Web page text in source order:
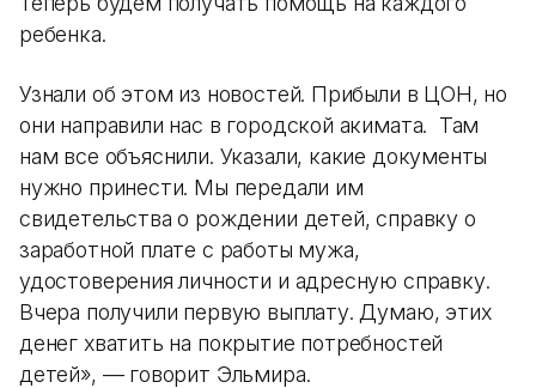
ребенка.
Узнали об этом из новостей. Прибыли в ЦОН, но
они направили нас в городской акимата. Там
нам все объяснили. Указали, какие документы
нужно принести. Мы передали им
свидетельства о рождении детей, справку о
заработной плате с работы мужа,
удостоверения личности и адресную справку.
Вчера получили первую выплату. Думаю, этих
денег хватить на покрытие потребностей
детей», — говорит Эльмира.